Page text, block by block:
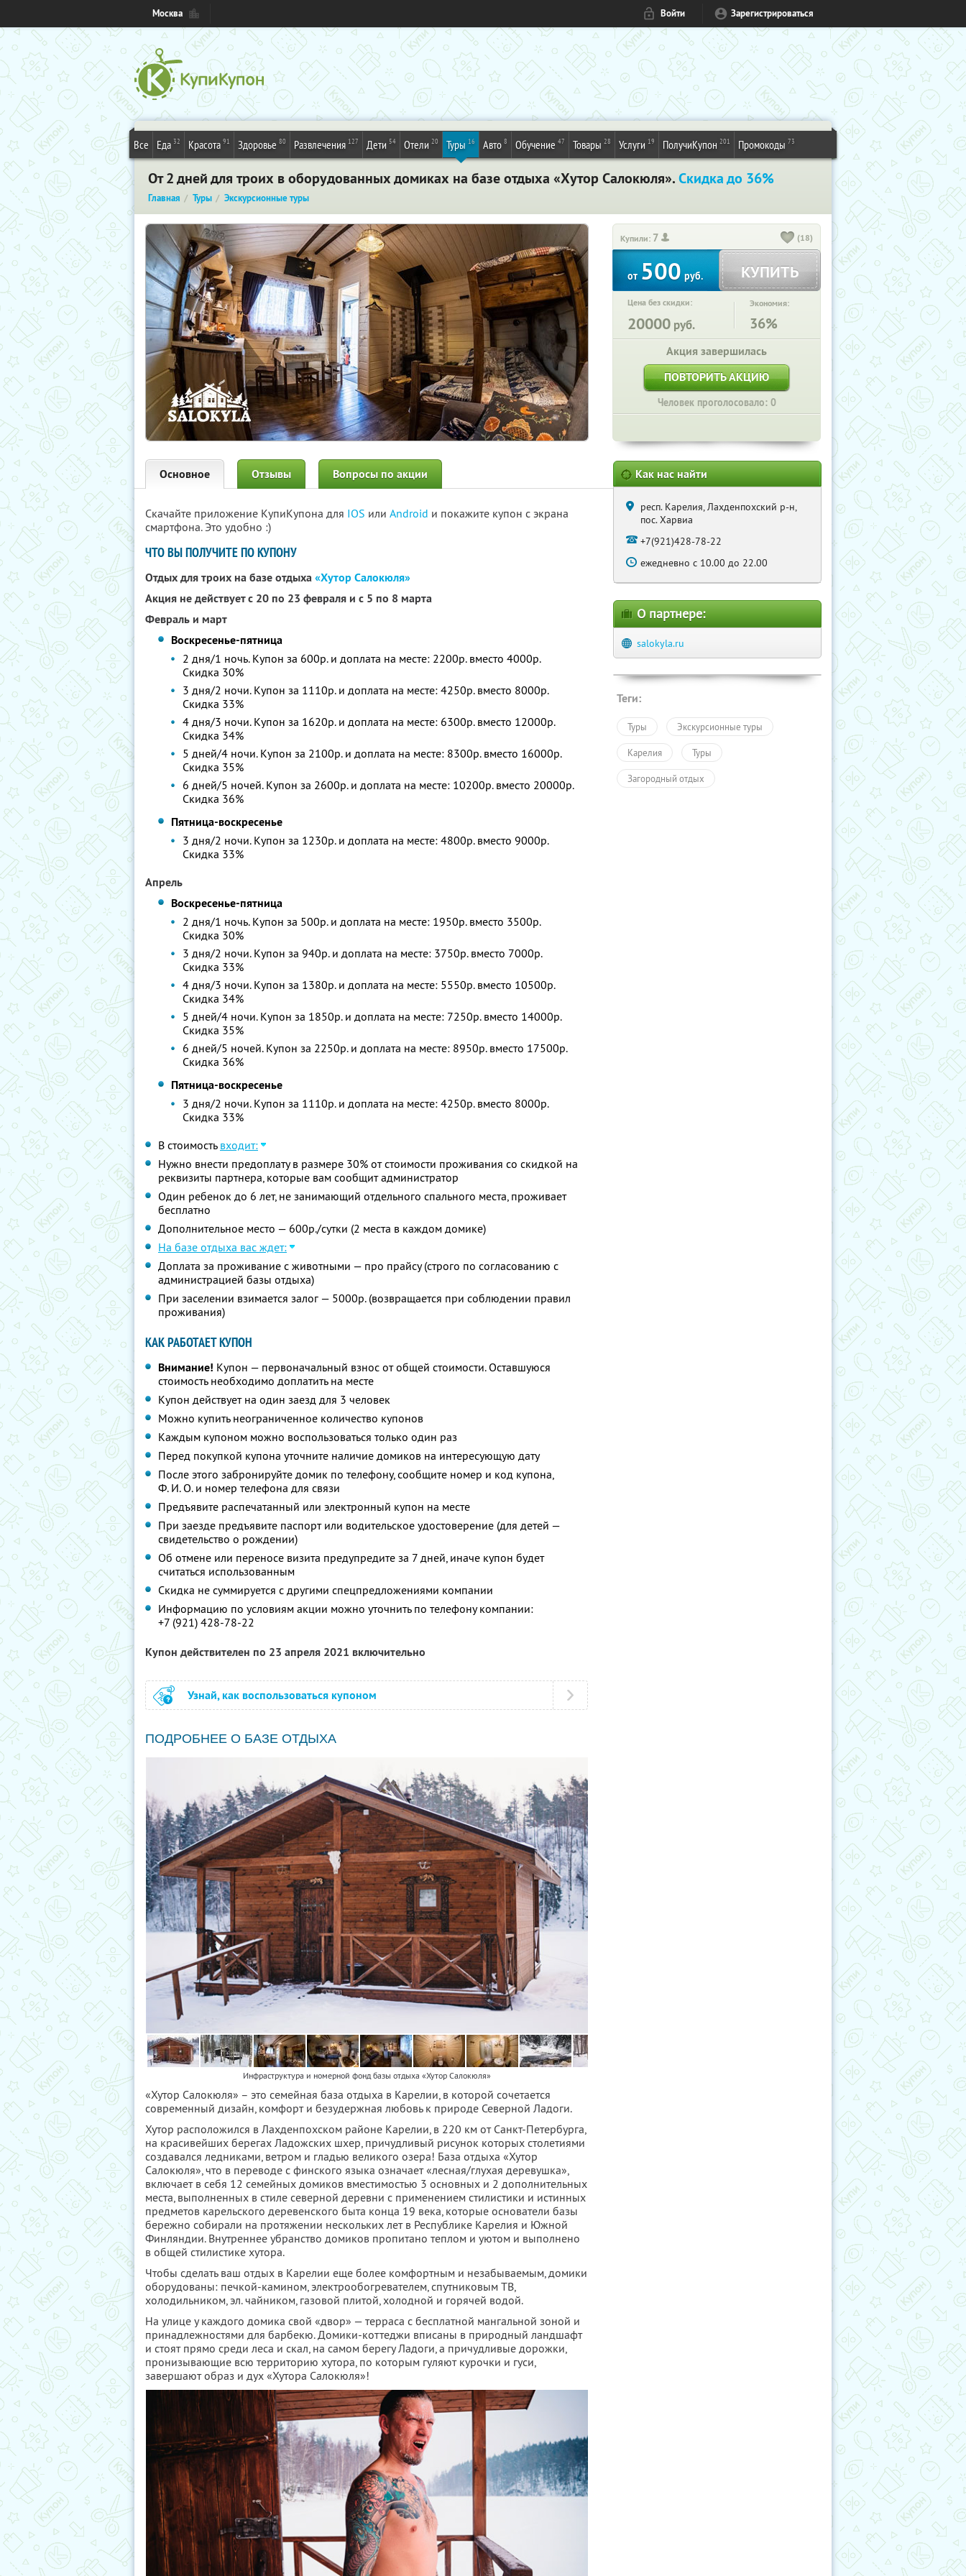
Москва Войти Зарегистрироваться
Все Еда 32 Красота 91 Здоровье 80 Развлечения 127 Дети 54 Отели 20 Туры 16 Авто 8 Обучение 47 Товары 28 Услуги 19 ПолучиКупон 201 Промокоды 73
От 2 дней для троих в оборудованных домиках на базе отдыха «Хутор Салокюля».Скидка до 36%
Главная Туры Экскурсионные туры
Купили: 7 (18)
от500руб. КУПИТЬ
Цена без скидки:
20000 руб.
Экономия:
36%
Акция завершилась
ПОВТОРИТЬ АКЦИЮ
Человек проголосовало: 0
Основное Отзывы Вопросы по акции
Скачайте приложение КупиКупона для IOS или Android и покажите купон с экрана
смартфона. Это удобно :)
ЧТО ВЫ ПОЛУЧИТЕ ПО КУПОНУ
Отдых для троих на базе отдыха«Хутор Салокюля»
Акция не действует с 20 по 23 февраля и с 5 по 8 марта
Февраль и март
Воскресенье-пятница
2 дня/1 ночь. Купон за 600р. и доплата на месте: 2200р. вместо 4000р.
Скидка 30%
3 дня/2 ночи. Купон за 1110р. и доплата на месте: 4250р. вместо 8000р.
Скидка 33%
4 дня/3 ночи. Купон за 1620р. и доплата на месте: 6300р. вместо 12000р.
Скидка 34%
5 дней/4 ночи. Купон за 2100р. и доплата на месте: 8300р. вместо 16000р.
Скидка 35%
6 дней/5 ночей. Купон за 2600р. и доплата на месте: 10200р. вместо 20000р.
Скидка 36%
Пятница-воскресенье
3 дня/2 ночи. Купон за 1230р. и доплата на месте: 4800р. вместо 9000р.
Скидка 33%
Апрель
Воскресенье-пятница
2 дня/1 ночь. Купон за 500р. и доплата на месте: 1950р. вместо 3500р.
Скидка 30%
3 дня/2 ночи. Купон за 940р. и доплата на месте: 3750р. вместо 7000р.
Скидка 33%
4 дня/3 ночи. Купон за 1380р. и доплата на месте: 5550р. вместо 10500р.
Скидка 34%
5 дней/4 ночи. Купон за 1850р. и доплата на месте: 7250р. вместо 14000р.
Скидка 35%
6 дней/5 ночей. Купон за 2250р. и доплата на месте: 8950р. вместо 17500р.
Скидка 36%
Пятница-воскресенье
3 дня/2 ночи. Купон за 1110р. и доплата на месте: 4250р. вместо 8000р.
Скидка 33%
В стоимость входит:
Нужно внести предоплату в размере 30% от стоимости проживания со скидкой на
реквизиты партнера, которые вам сообщит администратор
Один ребенок до 6 лет, не занимающий отдельного спального места, проживает
бесплатно
Дополнительное место — 600р./сутки (2 места в каждом домике)
На базе отдыха вас ждет:
Доплата за проживание с животными — про прайсу (строго по согласованию с
администрацией базы отдыха)
При заселении взимается залог — 5000р. (возвращается при соблюдении правил
проживания)
КАК РАБОТАЕТ КУПОН
Внимание! Купон — первоначальный взнос от общей стоимости. Оставшуюся
стоимость необходимо доплатить на месте
Купон действует на один заезд для 3 человек
Можно купить неограниченное количество купонов
Каждым купоном можно воспользоваться только один раз
Перед покупкой купона уточните наличие домиков на интересующую дату
После этого забронируйте домик по телефону, сообщите номер и код купона,
Ф. И. О.и номер телефона для связи
Предъявите распечатанный или электронный купон на месте
При заезде предъявите паспорт или водительское удостоверение (для детей —
свидетельство о рождении)
Об отмене или переносе визита предупредите за 7 дней, иначе купон будет
считаться использованным
Скидка не суммируется с другими спецпредложениями компании
Информацию по условиям акции можно уточнить по телефону компании:
+7 (921) 428-78-22
Купон действителен по 23 апреля 2021 включительно
Узнай, как воспользоваться купоном
ПОДРОБНЕЕ О БАЗЕ ОТДЫХА
Инфраструктура и номерной фонд базы отдыха «Хутор Салокюля»
«Хутор Салокюля» – это семейная база отдыха в Карелии, в которой сочетается
современный дизайн, комфорт и безудержная любовь к природе Северной Ладоги.
Хутор расположился в Лахденпохском районе Карелии, в 220 км от Санкт-Петербурга,
на красивейших берегах Ладожских шхер, причудливый рисунок которых столетиями
создавался ледниками, ветром и гладью великого озера! База отдыха «Хутор
Салокюля», что в переводе с финского языка означает «лесная/глухая деревушка»,
включает в себя 12 семейных домиков вместимостью 3 основных и 2 дополнительных
места, выполненных в стиле северной деревни с применением стилистики и истинных
предметов карельского деревенского быта конца 19 века, которые основатели базы
бережно собирали на протяжении нескольких лет в Республике Карелия и Южной
Финляндии. Внутреннее убранство домиков пропитано теплом и уютом и выполнено
в общей стилистике хутора.
Чтобы сделать ваш отдых в Карелии еще более комфортным и незабываемым, домики
оборудованы: печкой-камином, электрообогревателем, спутниковым ТВ,
холодильником, эл. чайником, газовой плитой, холодной и горячей водой.
На улице у каждого домика свой «двор» — терраса с бесплатной мангальной зоной и
принадлежностями для барбекю. Домики-коттеджи вписаны в природный ландшафт
и стоят прямо среди леса и скал, на самом берегу Ладоги, а причудливые дорожки,
пронизывающие всю территорию хутора, по которым гуляют курочки и гуси,
завершают образ и дух «Хутора Салокюля»!
Как нас найти
респ. Карелия, Лахденпохский р-н,
пос. Харвиа
+7(921)428-78-22
ежедневно с 10.00 до 22.00
О партнере:
salokyla.ru
Теги:
Туры Экскурсионные туры
Карелия Туры
Загородный отдых